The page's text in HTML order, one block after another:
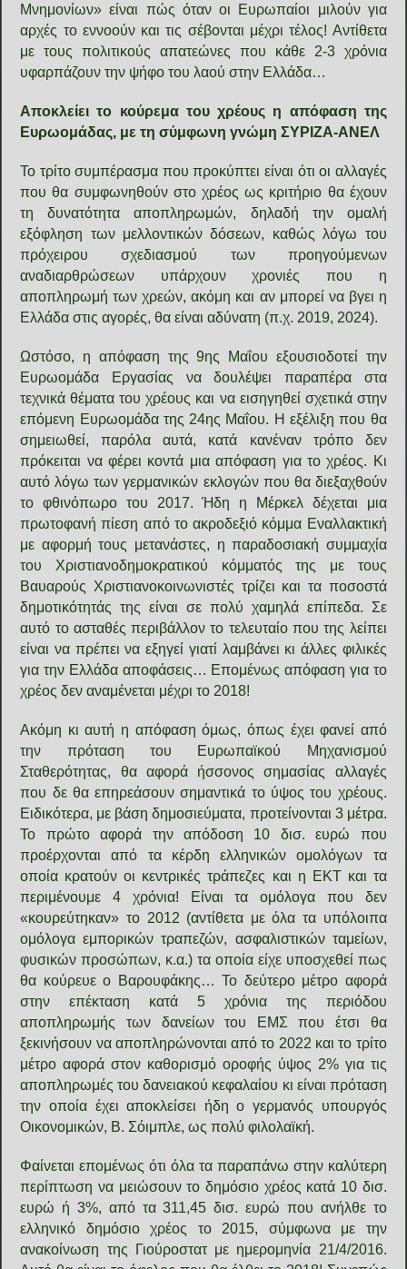
Μνημονίων» είναι πώς όταν οι Ευρωπαίοι μιλούν για
αρχές το εννοούν και τις σέβονται μέχρι τέλος! Αντίθετα
με τους πολιτικούς απατεώνες που κάθε 2-3 χρόνια
υφαρπάζουν την ψήφο του λαού στην Ελλάδα…
Αποκλείει το κούρεμα του χρέους η απόφαση της
Ευρωομάδας, με τη σύμφωνη γνώμη ΣΥΡΙΖΑ-ΑΝΕΛ
Το τρίτο συμπέρασμα που προκύπτει είναι ότι οι αλλαγές
που θα συμφωνηθούν στο χρέος ως κριτήριο θα έχουν
τη δυνατότητα αποπληρωμών, δηλαδή την ομαλή
εξόφληση των μελλοντικών δόσεων, καθώς λόγω του
πρόχειρου σχεδιασμού των προηγούμενων
αναδιαρθρώσεων υπάρχουν χρονιές που η
αποπληρωμή των χρεών, ακόμη και αν μπορεί να βγει η
Ελλάδα στις αγορές, θα είναι αδύνατη (π.χ. 2019, 2024).
Ωστόσο, η απόφαση της 9ης Μαΐου εξουσιοδοτεί την
Ευρωομάδα Εργασίας να δουλέψει παραπέρα στα
τεχνικά θέματα του χρέους και να εισηγηθεί σχετικά στην
επόμενη Ευρωομάδα της 24ης Μαΐου. Η εξέλιξη που θα
σημειωθεί, παρόλα αυτά, κατά κανέναν τρόπο δεν
πρόκειται να φέρει κοντά μια απόφαση για το χρέος. Κι
αυτό λόγω των γερμανικών εκλογών που θα διεξαχθούν
το φθινόπωρο του 2017. Ήδη η Μέρκελ δέχεται μια
πρωτοφανή πίεση από το ακροδεξιό κόμμα Εναλλακτική
με αφορμή τους μετανάστες, η παραδοσιακή συμμαχία
του Χριστιανοδημοκρατικού κόμματός της με τους
Βαυαρούς Χριστιανοκοινωνιστές τρίζει και τα ποσοστά
δημοτικότητάς της είναι σε πολύ χαμηλά επίπεδα. Σε
αυτό το ασταθές περιβάλλον το τελευταίο που της λείπει
είναι να πρέπει να εξηγεί γιατί λαμβάνει κι άλλες φιλικές
για την Ελλάδα αποφάσεις… Επομένως απόφαση για το
χρέος δεν αναμένεται μέχρι το 2018!
Ακόμη κι αυτή η απόφαση όμως, όπως έχει φανεί από
την πρόταση του Ευρωπαϊκού Μηχανισμού
Σταθερότητας, θα αφορά ήσσονος σημασίας αλλαγές
που δε θα επηρεάσουν σημαντικά το ύψος του χρέους.
Ειδικότερα, με βάση δημοσιεύματα, προτείνονται 3 μέτρα.
Το πρώτο αφορά την απόδοση 10 δισ. ευρώ που
προέρχονται από τα κέρδη ελληνικών ομολόγων τα
οποία κρατούν οι κεντρικές τράπεζες και η ΕΚΤ και τα
περιμένουμε 4 χρόνια! Είναι τα ομόλογα που δεν
«κουρεύτηκαν» το 2012 (αντίθετα με όλα τα υπόλοιπα
ομόλογα εμπορικών τραπεζών, ασφαλιστικών ταμείων,
φυσικών προσώπων, κ.α.) τα οποία είχε υποσχεθεί πως
θα κούρευε ο Βαρουφάκης… Το δεύτερο μέτρο αφορά
στην επέκταση κατά 5 χρόνια της περιόδου
αποπληρωμής των δανείων του ΕΜΣ που έτσι θα
ξεκινήσουν να αποπληρώνονται από το 2022 και το τρίτο
μέτρο αφορά στον καθορισμό οροφής ύψος 2% για τις
αποπληρωμές του δανειακού κεφαλαίου κι είναι πρόταση
την οποία έχει αποκλείσει ήδη ο γερμανός υπουργός
Οικονομικών, Β. Σόιμπλε, ως πολύ φιλολαϊκή.
Φαίνεται επομένως ότι όλα τα παραπάνω στην καλύτερη
περίπτωση να μειώσουν το δημόσιο χρέος κατά 10 δισ.
ευρώ ή 3%, από τα 311,45 δισ. ευρώ που ανήλθε το
ελληνικό δημόσιο χρέος το 2015, σύμφωνα με την
ανακοίνωση της Γιούροστατ με ημερομηνία 21/4/2016.